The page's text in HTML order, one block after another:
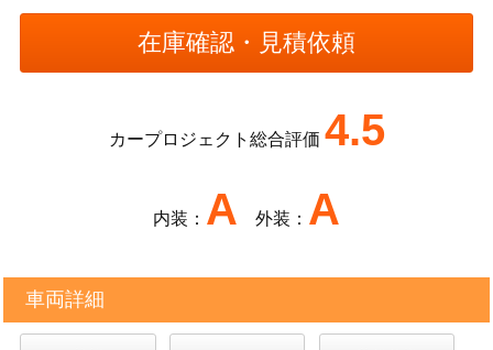
カープロジェクト総合評価 4.5
内装： A 外装： A
車両詳細